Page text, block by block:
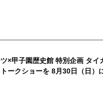
×甲子園歴史館 特別企画 タイ
ークショーを 8月30日（日）